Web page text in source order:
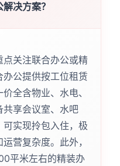
决方案？
关注联合办公或精
公提供按工位租赁
全含物业、水电、
共享会议室、水吧
实现拎包入住，极
营复杂度。此外，
平米左右的精装办